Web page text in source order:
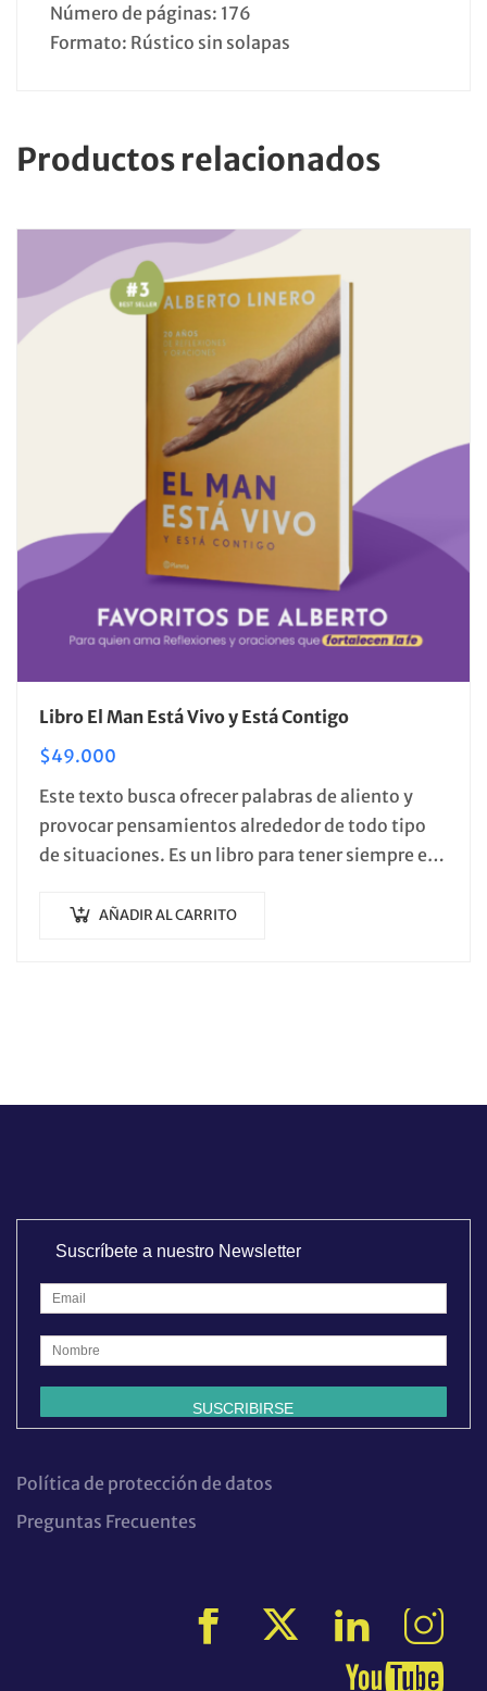
Número de páginas: 176
Formato: Rústico sin solapas
Productos relacionados
Libro El Man Está Vivo y Está Contigo
$49.000
Este texto busca ofrecer palabras de aliento y
provocar pensamientos alrededor de todo tipo
de situaciones. Es un libro para tener siempre en
AÑADIR AL CARRITO
Suscríbete a nuestro Newsletter
Política de protección de datos
Preguntas Frecuentes